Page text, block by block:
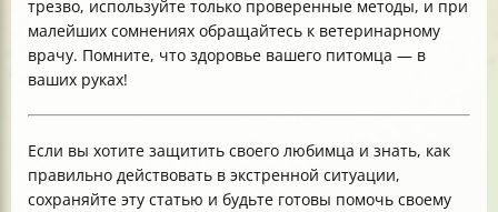
трезво, используйте только проверенные методы, и при
малейших сомнениях обращайтесь к ветеринарному
врачу. Помните, что здоровье вашего питомца — в
ваших руках!
Если вы хотите защитить своего любимца и знать, как
правильно действовать в экстренной ситуации,
сохраняйте эту статью и будьте готовы помочь своему